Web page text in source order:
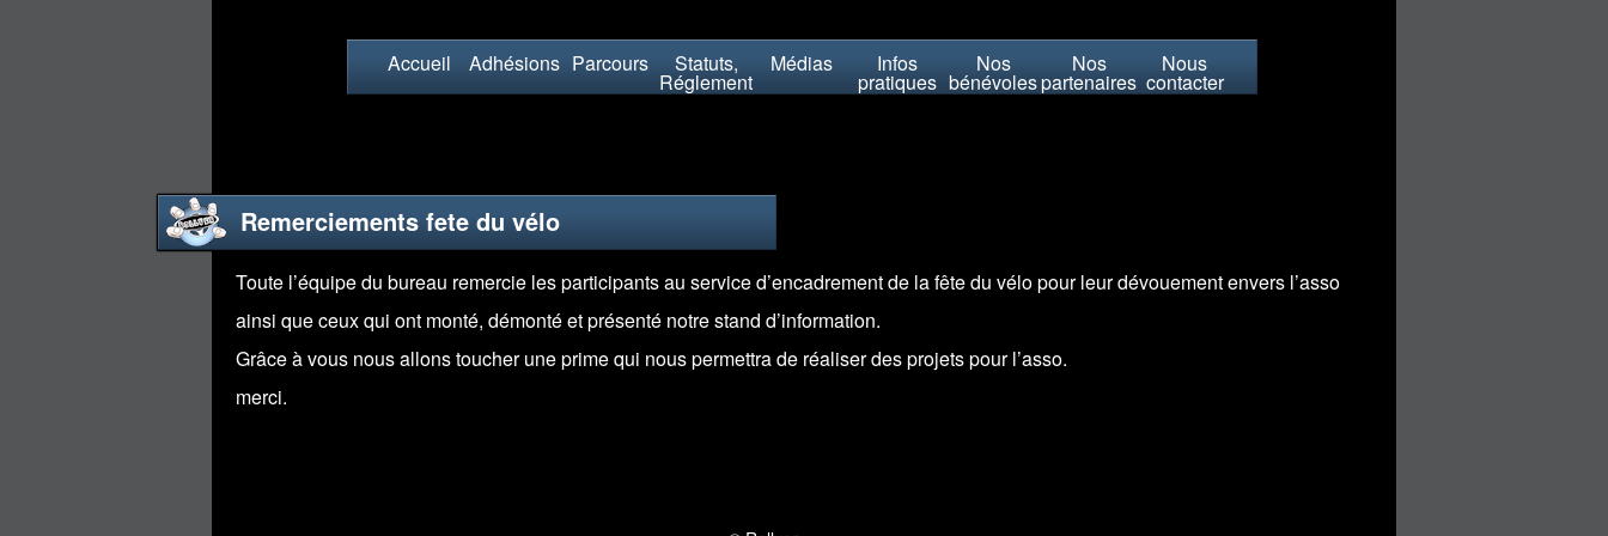
Accueil Adhésions Parcours Statuts,
Réglement
Médias Infos
pratiques
Nos
bénévoles
Nos
partenaires
Nous
contacter
Remerciements fete du vélo
Toute l’équipe du bureau remercie les participants au service d’encadrement de la fête du vélo pour leur dévouement envers l’asso
ainsi que ceux qui ont monté, démonté et présenté notre stand d’information.
Grâce à vous nous allons toucher une prime qui nous permettra de réaliser des projets pour l’asso.
merci.